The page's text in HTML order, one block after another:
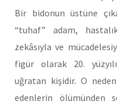
Bir bidonun üstüne
“tuhaf” adam,
zekâsıyla ve
figür olarak 20.
uğratan kişidir. O
edenlerin ölümünden